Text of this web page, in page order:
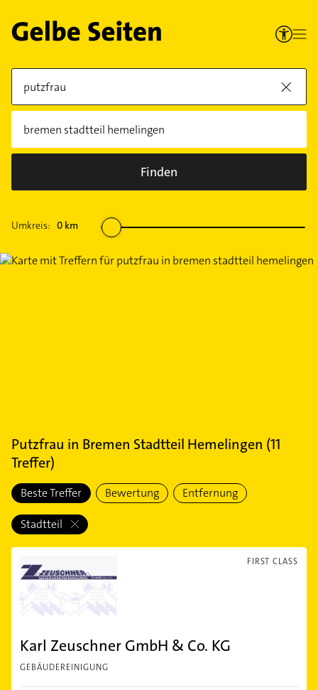
Finden
Umkreis: 0 km
Putzfrau in Bremen Stadtteil Hemelingen (11
Treffer)
Beste Treffer Bewertung Entfernung
Stadtteil
FIRST CLASS
Karl Zeuschner GmbH & Co. KG
GEBÄUDEREINIGUNG